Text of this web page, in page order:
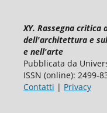
XY. Rassegna
dell'architettura e
e nell'arte
Pubblicata da
ISSN (online): 2499-
Contatti | Privacy